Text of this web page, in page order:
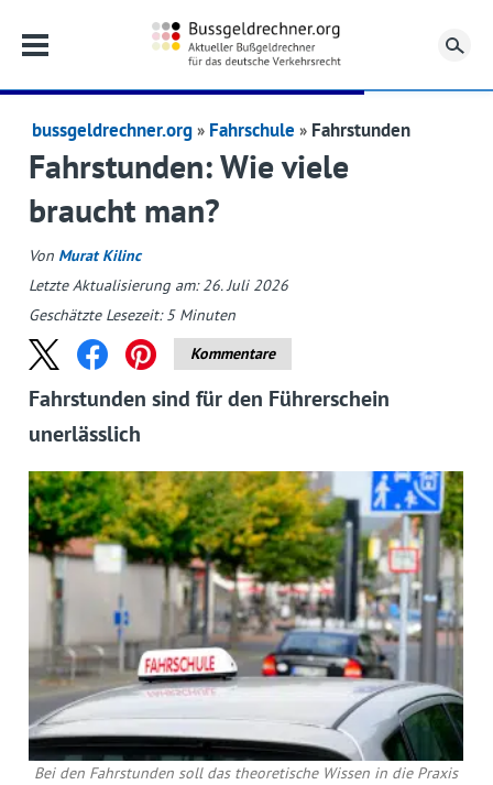
bussgeldrechner.org Fahrschule Fahrstunden
Fahrstunden: Wie viele
braucht man?
Von Murat Kilinc
Letzte Aktualisierung am: 26. Juli 2026
Geschätzte Lesezeit:5 Minuten
Kommentare
Fahrstunden sind für den Führerschein
unerlässlich
Bei den Fahrstunden soll das theoretische Wissen in die Praxis